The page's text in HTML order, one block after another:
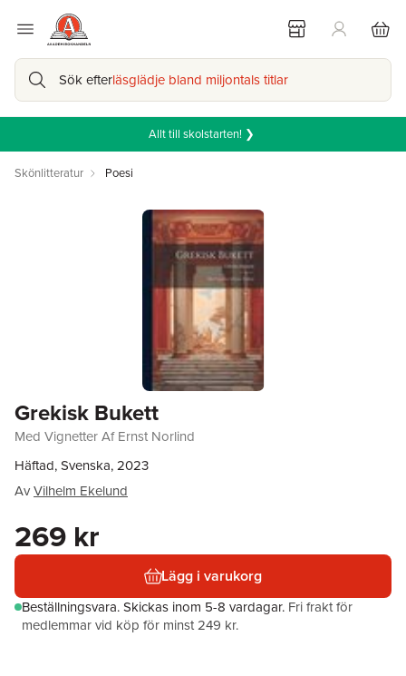
Sök efterläsglädje bland miljontals titlar
Allt till skolstarten! ❯
Skönlitteratur Poesi
Grekisk Bukett
Med Vignetter Af Ernst Norlind
Häftad, Svenska, 2023
AvVilhelm Ekelund
269 kr
Lägg i varukorg
Beställningsvara.Skickas inom 5-8 vardagar. Fri frakt för
medlemmar vid köp för minst 249 kr.